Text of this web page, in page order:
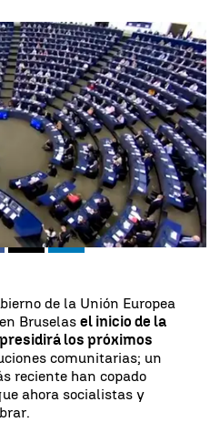
en Bruselas para repartir los altos
las elecciones |Antena 3 Noticias
07:32
X Linkedin
de la Unión Europea
Bruselas el inicio de la
los próximos
comunitarias; un
reciente han copado
ahora socialistas y